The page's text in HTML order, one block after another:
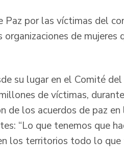
Paz por las víctimas del
de mujeres
su lugar en el Comité
de víctimas,
de los acuerdos de paz
“Lo que tenemos que
los territorios todo lo que